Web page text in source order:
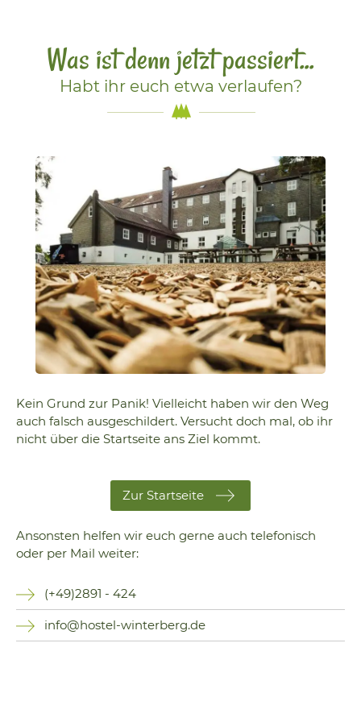
Was ist denn jetzt passiert...
Habt ihr euch etwa verlaufen?
Kein Grund zur Panik! Vielleicht haben wir den Weg
auch falsch ausgeschildert. Versucht doch mal, ob ihr
nicht über die Startseite ans Ziel kommt.
Zur Startseite
Ansonsten helfen wir euch gerne auch telefonisch
oder per Mail weiter:
(+49)2891 - 424
info@hostel-winterberg.de